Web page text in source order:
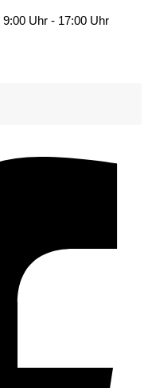
Uhr - 17:00 Uhr